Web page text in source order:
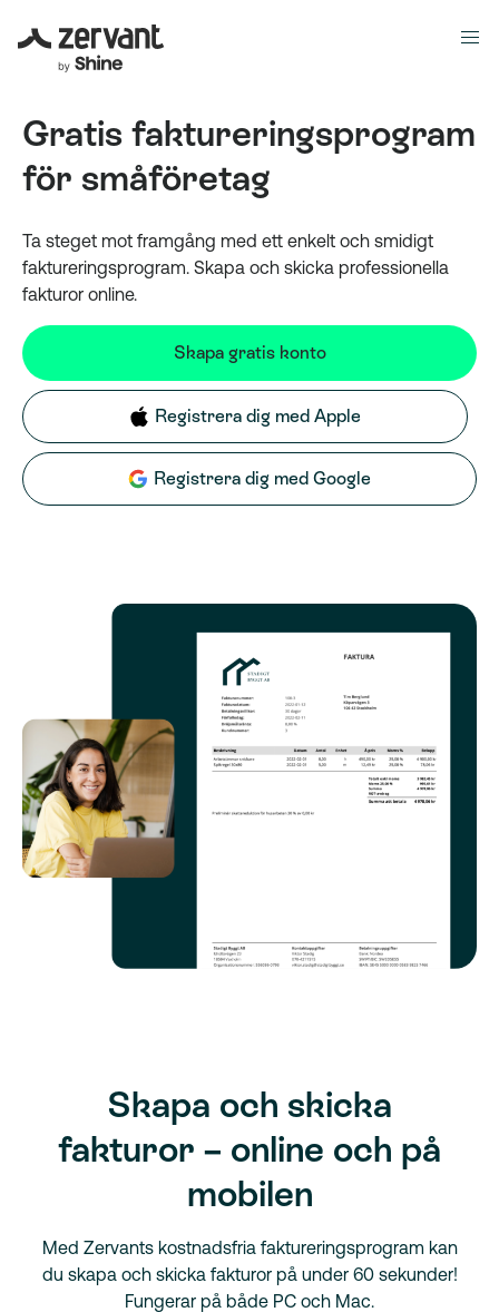
Gratis faktureringsprogram
för småföretag
Ta steget mot framgång med ett enkelt och smidigt
faktureringsprogram. Skapa och skicka professionella
fakturor online.
Skapa gratis konto
Registrera dig med Apple
Registrera dig med Google
Skapa och skicka
fakturor – online och på
mobilen
Med Zervants kostnadsfria faktureringsprogram kan
du skapa och skicka fakturor på under 60 sekunder!
Fungerar på både PC och Mac.